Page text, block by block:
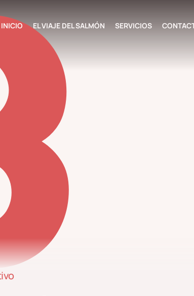
INICIO EL VIAJE DEL SALMÓN SERVICIOS